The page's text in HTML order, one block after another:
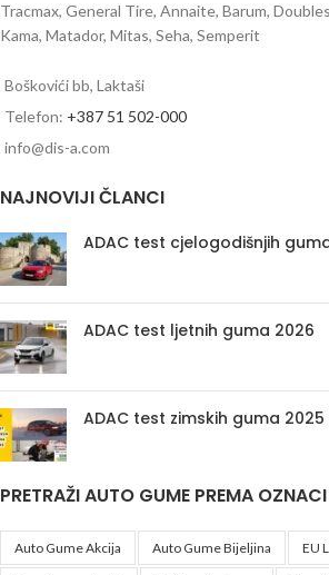
Tracmax, General Tire, Annaite, Barum,
Kama, Matador, Mitas, Seha, Semperit
Boškovići bb, Laktaši
Telefon: +387 51 502-000
info@dis-a.com
NAJNOVIJI ČLANCI
ADAC test cjelogodišnjih
ADAC test ljetnih guma 2026
ADAC test zimskih guma 2025
PRETRAŽI AUTO GUME PREMA OZNACI
Auto Gume Akcija Auto Gume Bijeljina EU